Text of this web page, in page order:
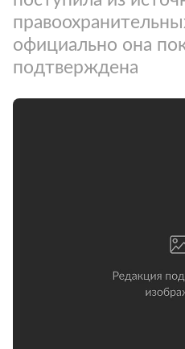
официально она
подтверждена